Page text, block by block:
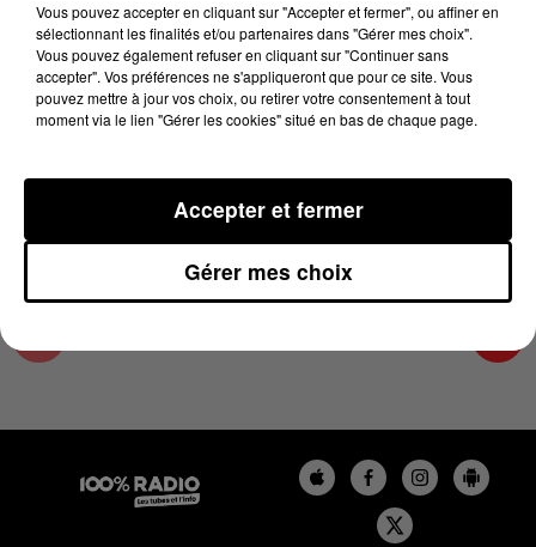
2 mai 2025 - 4 min 13 sec
LES INFOS DU COMMINGES DU 02/05/2025 À
16H59
Podcast infos du Comminges
Vous pouvez accepter en cliquant sur "Accepter et fermer", ou affiner en
sélectionnant les finalités et/ou partenaires dans "Gérer mes choix".
Vous pouvez également refuser en cliquant sur "Continuer sans
accepter". Vos préférences ne s'appliqueront que pour ce site. Vous
pouvez mettre à jour vos choix, ou retirer votre consentement à tout
moment via le lien "Gérer les cookies" situé en bas de chaque page.
Gérer mes choix
Accepter et fermer